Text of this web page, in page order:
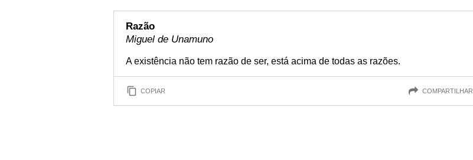
Razão
Miguel de Unamuno
A existência não tem razão de ser, está acima de todas as razões.
COPIAR COMPARTILHAR